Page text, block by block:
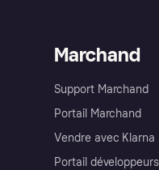
Marchand
Support Marchand
Portail Marchand
Vendre avec Klarna
Portail développeurs